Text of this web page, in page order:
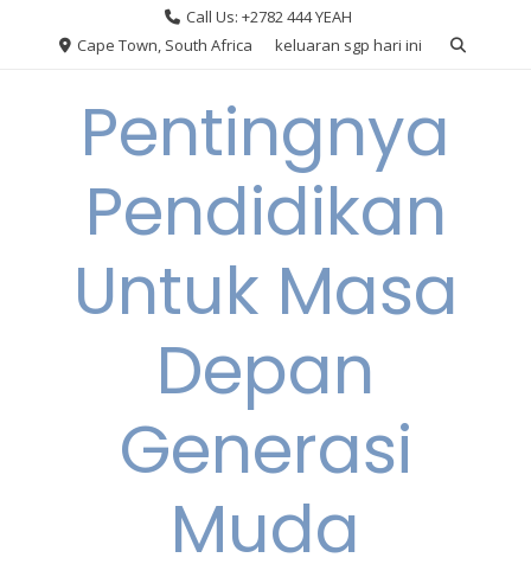
Call Us: +2782 444 YEAH
Cape Town, South Africa
keluaran sgp hari ini
Pentingnya
Pendidikan
Untuk Masa
Depan
Generasi
Muda